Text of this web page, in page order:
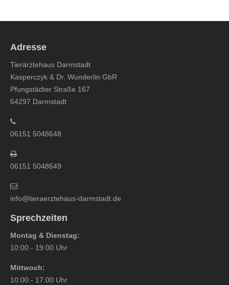
Adresse
Tierärztehaus Darmstadt
Kasperczyk & Dr. Wunderlin GbR
Pfungstädter Straße 167
64297 Darmstadt
06151 5048648
06151 5048649
info@tieraerztehaus-darmstadt.de
Sprechzeiten
Montag & Dienstag:
10:00 - 19:00 Uhr
Mittwoch:
10:00 - 17:00 Uhr